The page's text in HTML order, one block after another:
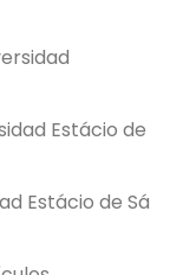
Estácio de
Estácio de Sá